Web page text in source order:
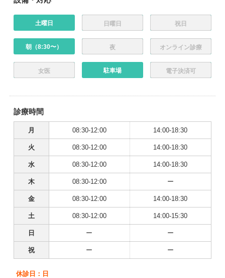
土曜日 日曜日 祝日
朝（8:30〜） 夜 オンライン診療
女医 駐車場 電子決済可
診療時間
月 08:30-12:00 14:00-18:30
火 08:30-12:00 14:00-18:30
水 08:30-12:00 14:00-18:30
木 08:30-12:00 ー
金 08:30-12:00 14:00-18:30
土 08:30-12:00 14:00-15:30
日 ー ー
祝 ー ー
休診日：日